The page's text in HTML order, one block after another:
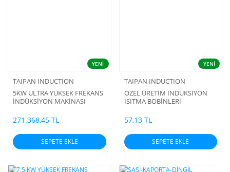
YENİ
TAIPAN INDUCTION
5KW ULTRA YÜKSEK FREKANS
İNDÜKSİYON MAKİNASI
271.368,45 TL
SEPETE EKLE
YENİ
TAIPAN INDUCTION
ÖZEL ÜRETİM İNDÜKSİYON
ISITMA BOBİNLERİ
57,13 TL
SEPETE EKLE